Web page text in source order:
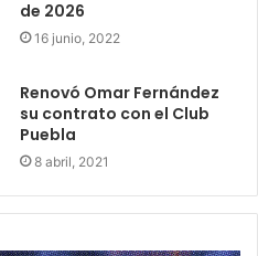
de 2026
16 junio, 2022
Renovó Omar Fernández
su contrato con el Club
Puebla
8 abril, 2021